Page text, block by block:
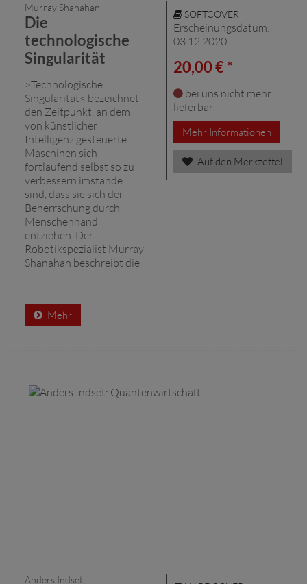
Murray Shanahan
Die
technologische
Singularität
>Technologische
Singularität< bezeichnet
den Zeitpunkt, an dem
von künstlicher
Intelligenz gesteuerte
Maschinen sich
fortlaufend selbst so zu
verbessern imstande
sind, dass sie sich der
Beherrschung durch
Menschenhand
entziehen. Der
Robotikspezialist Murray
Shanahan beschreibt die
Mehr
SOFTCOVER
Erscheinungsdatum:
03.12.2020
20,00 € *
bei uns nicht mehr
lieferbar
Mehr Informationen
Auf den Merkzettel
Anders Indset